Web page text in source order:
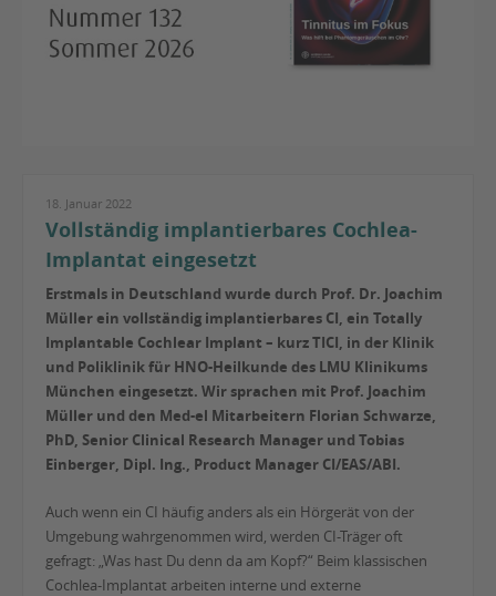
18. Januar 2022
Vollständig implantierbares Cochlea-
Implantat eingesetzt
Erstmals in Deutschland wurde durch Prof. Dr. Joachim
Müller ein vollständig implantierbares CI, ein Totally
Implantable Cochlear Implant – kurz TICI, in der Klinik
und Poliklinik für HNO-Heilkunde des LMU Klinikums
München eingesetzt. Wir sprachen mit Prof. Joachim
Müller und den Med-el Mitarbeitern Florian Schwarze,
PhD, Senior Clinical Research Manager und Tobias
Einberger, Dipl. Ing., Product Manager CI/EAS/ABI.
Auch wenn ein CI häufig anders als ein Hörgerät von der
Umgebung wahrgenommen wird, werden CI-Träger oft
gefragt: „Was hast Du denn da am Kopf?“ Beim klassischen
Cochlea-Implantat arbeiten interne und externe